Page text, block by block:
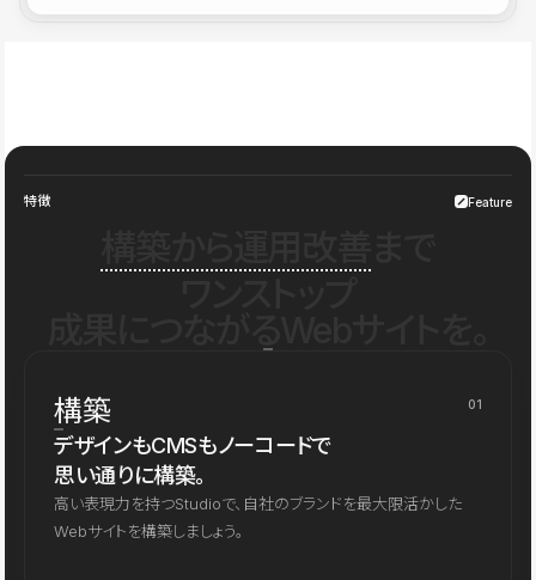
特徴 Feature
構築 01
デザインもCMSもノーコードで
思い通りに構築。
高い表現力を持つStudioで、自社のブランドを最大限活かした
Webサイトを構築しましょう。